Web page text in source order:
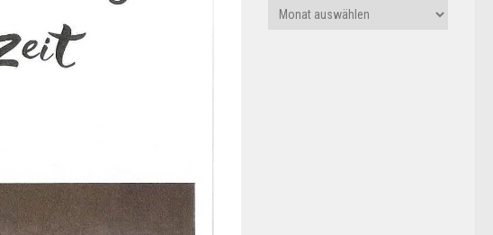
Archiv